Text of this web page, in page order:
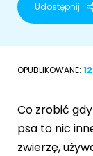
RASY PSÓW
Sznaucer
Golden
Kot perski
Udostępnij
OPUBLIKOWANE:
Co zrobić
psa to nic
zwierzę,